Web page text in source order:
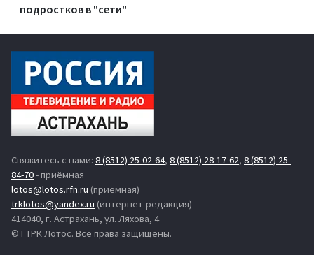
подростков в "сети"
Свяжитесь с нами: 8 (8512) 25-02-64, 8 (8512) 28-17-62, 8 (8512) 25-
84-70- приёмная
lotos@lotos.rfn.ru (приёмная)
trklotos@yandex.ru (интернет-редакция)
414040, г. Астрахань, ул. Ляхова, 4
© ГТРК Лотос. Все права защищены.